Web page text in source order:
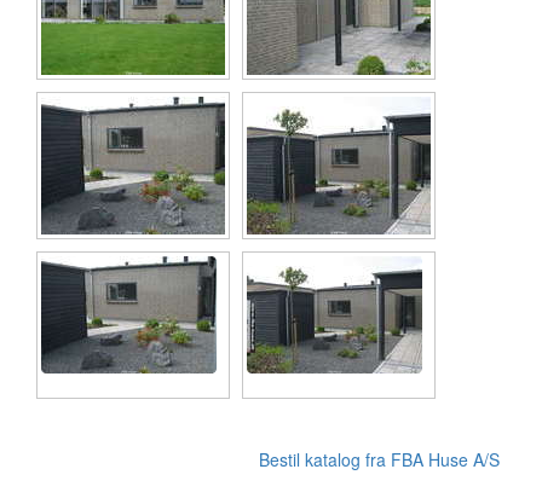
Bestil katalog fra FBA Huse A/S